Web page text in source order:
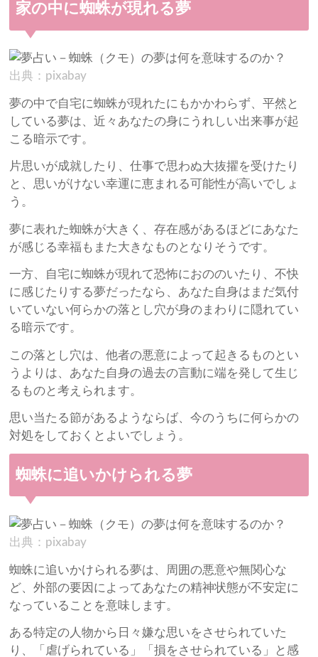
家の中に蜘蛛が現れる夢
出典：pixabay
夢の中で自宅に蜘蛛が現れたにもかかわらず、平然と
している夢は、近々あなたの身にうれしい出来事が起
こる暗示です。
片思いが成就したり、仕事で思わぬ大抜擢を受けたり
と、思いがけない幸運に恵まれる可能性が高いでしょ
う。
夢に表れた蜘蛛が大きく、存在感があるほどにあなた
が感じる幸福もまた大きなものとなりそうです。
一方、自宅に蜘蛛が現れて恐怖におののいたり、不快
に感じたりする夢だったなら、あなた自身はまだ気付
いていない何らかの落とし穴が身のまわりに隠れてい
る暗示です。
この落とし穴は、他者の悪意によって起きるものとい
うよりは、あなた自身の過去の言動に端を発して生じ
るものと考えられます。
思い当たる節があるようならば、今のうちに何らかの
対処をしておくとよいでしょう。
蜘蛛に追いかけられる夢
出典：pixabay
蜘蛛に追いかけられる夢は、周囲の悪意や無関心な
ど、外部の要因によってあなたの精神状態が不安定に
なっていることを意味します。
ある特定の人物から日々嫌な思いをさせられていた
り、「虐げられている」「損をさせられている」と感